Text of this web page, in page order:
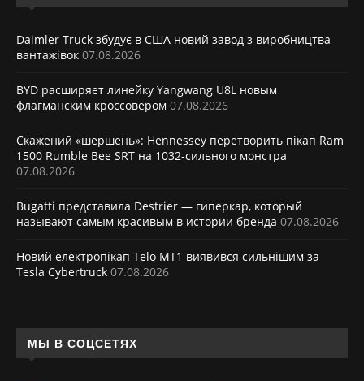
Daimler Truck збудує в США новий завод з виробництва
вантажівок 07.08.2026
BYD расширяет линейку Yangwang U8L новым
флагманским кроссовером 07.08.2026
Скажений «шершень»: Hennessey перетворить пікап Ram
1500 Rumble Bee SRT на 1032-сильного монстра
07.08.2026
Bugatti представила Destrier — гиперкар, который
называют самым красивым в истории бренда 07.08.2026
Новий електропікап Telo MT1 виявився сильнішим за
Tesla Cybertruck 07.08.2026
МЫ В СОЦСЕТЯХ